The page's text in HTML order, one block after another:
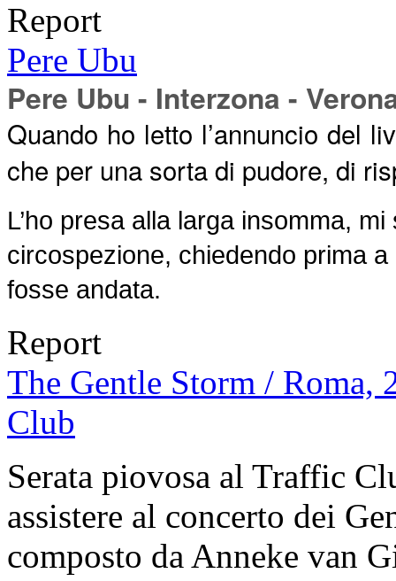
Report
Pere Ubu
Pere Ubu - Interzona -
Quando ho letto l’annuncio del
che per una sorta di pudore, di
L’ho presa alla larga insomma,
circospezione, chiedendo prima
fosse andata.
Report
The Gentle Storm / Roma,
Club
Serata piovosa al Traffic
assistere al concerto dei
composto da Anneke van